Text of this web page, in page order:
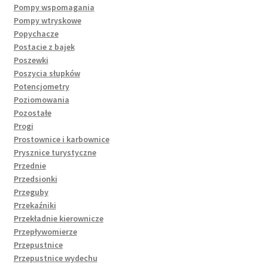
Pompy wspomagania
Pompy wtryskowe
Popychacze
Postacie z bajek
Poszewki
Poszycia słupków
Potencjometry
Poziomowania
Pozostałe
Progi
Prostownice i karbownice
Prysznice turystyczne
Przednie
Przedsionki
Przeguby
Przekaźniki
Przekładnie kierownicze
Przepływomierze
Przepustnice
Przepustnice wydechu